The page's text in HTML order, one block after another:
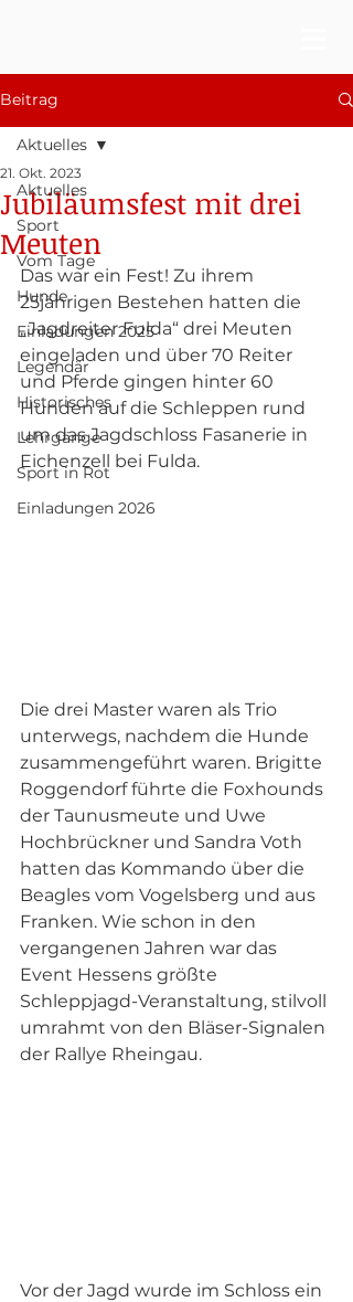
Beitrag
Aktuelles
Sport
Vom Tage
Hunde
Einladungen 2025
Legendär
Historisches
Lehrgänge
Sport in Rot
Einladungen 2026
Aktuelles
Jubiläumsfest mit drei
Meuten
21. Okt. 2023
Das war ein Fest! Zu ihrem
25jährigen Bestehen hatten die
„Jagdreiter Fulda“ drei Meuten
eingeladen und über 70 Reiter
und Pferde gingen hinter 60
Hunden auf die Schleppen rund
um das Jagdschloss Fasanerie in
Eichenzell bei Fulda.
Die drei Master waren als Trio
unterwegs, nachdem die Hunde
zusammengeführt waren. Brigitte
Roggendorf führte die Foxhounds
der Taunusmeute und Uwe
Hochbrückner und Sandra Voth
hatten das Kommando über die
Beagles vom Vogelsberg und aus
Franken. Wie schon in den
vergangenen Jahren war das
Event Hessens größte
Schleppjagd-Veranstaltung, stilvoll
umrahmt von den Bläser-Signalen
der Rallye Rheingau.
Vor der Jagd wurde im Schloss ein